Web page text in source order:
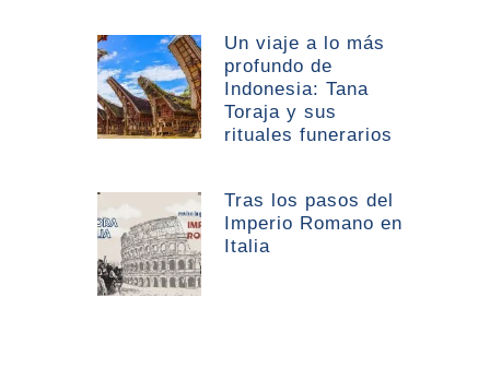
Un viaje a lo más
profundo de
Indonesia: Tana
Toraja y sus
rituales funerarios
Tras los pasos del
Imperio Romano en
Italia